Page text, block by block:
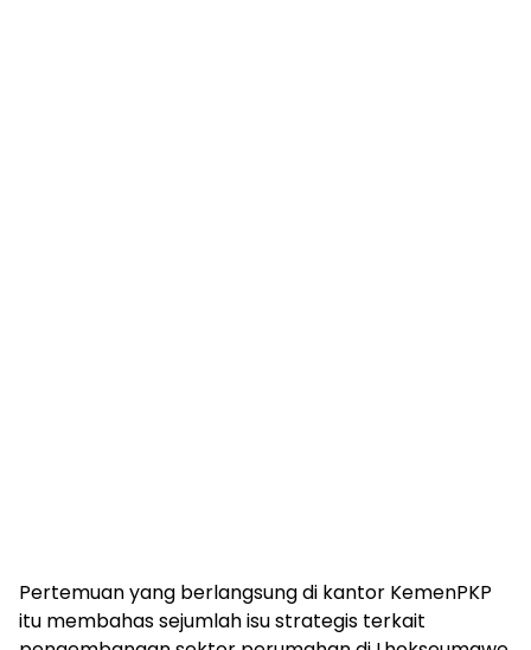
Pertemuan yang berlangsung di kantor KemenPKP
itu membahas sejumlah isu strategis terkait